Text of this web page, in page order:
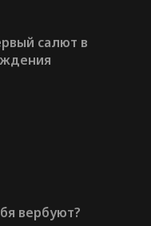
салют в
вербуют?